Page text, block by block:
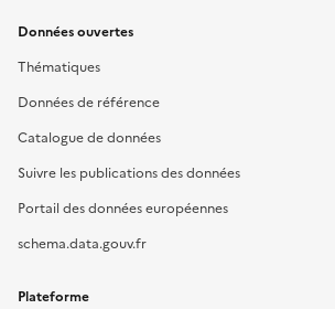
Données ouvertes
Thématiques
Données de référence
Catalogue de données
Suivre les publications des données
Portail des données européennes
schema.data.gouv.fr
Plateforme